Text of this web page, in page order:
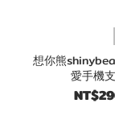
想你熊
愛手機